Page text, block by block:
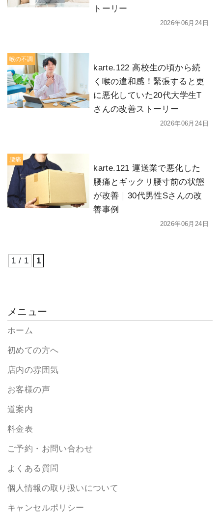
トーリー
2026年06月24日
喉の不調
karte.122 高校生の頃から続
く喉の違和感！緊張すると更
に悪化していた20代大学生T
さんの改善ストーリー
2026年06月24日
腰痛
karte.121 運送業で悪化した
腰痛とギックリ腰寸前の状態
が改善｜30代男性Sさんの改
善事例
2026年06月24日
1 / 1 1
メニュー
ホーム
初めての方へ
店内の雰囲気
お客様の声
道案内
料金表
ご予約・お問い合わせ
よくある質問
個人情報の取り扱いについて
キャンセルポリシー